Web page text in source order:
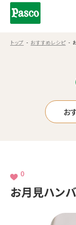
トップ おすすめレシピ
お
お月見ハン
0